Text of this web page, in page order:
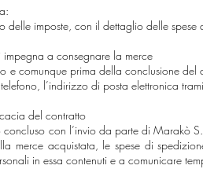
delle imposte, con il dettaglio delle
a consegnare la merce
e comunque prima della conclusione
l’indirizzo di posta elettronica
del contratto
con l’invio da parte di Marakò
merce acquistata, le spese di
in essa contenuti e a comunicare